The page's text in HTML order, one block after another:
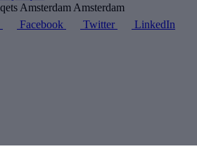
Amsterdam
Facebook Twitter LinkedIn